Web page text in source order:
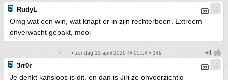
RudyL
Omg wat een win, wat knapt er in zijn rechterbeen. Extreem
onverwacht gepakt, mooi
• zondag 12 april 2026 @ 05:54 • 149
3rr0r
Je denkt kansloos is dit, en dan is Jiri zo onvoorzichtig